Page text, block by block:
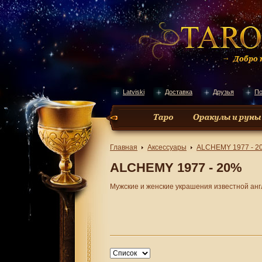
Latviski Доставка Друзья
Главная Аксессуары ALCHEMY 1977 -
ALCHEMY 1977 - 20%
Мужские и женские украшения известной